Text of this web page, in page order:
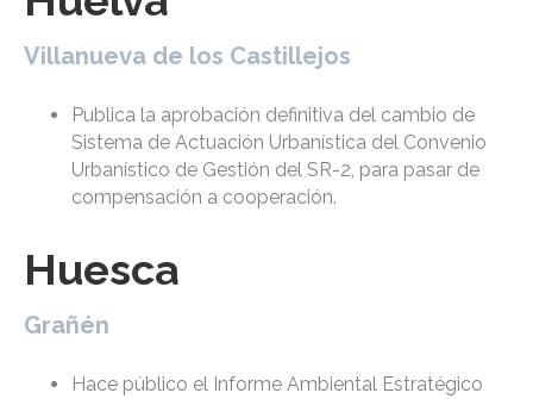
Villanueva de los Castillejos
Publica la aprobación definitiva del cambio de
Sistema de Actuación Urbanística del Convenio
Urbanístico de Gestión del SR-2, para pasar de
compensación a cooperación.
Huesca
Grañén
Hace público el Informe Ambiental Estratégico